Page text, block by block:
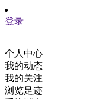
登录
个人中心
我的动态
我的关注
浏览足迹